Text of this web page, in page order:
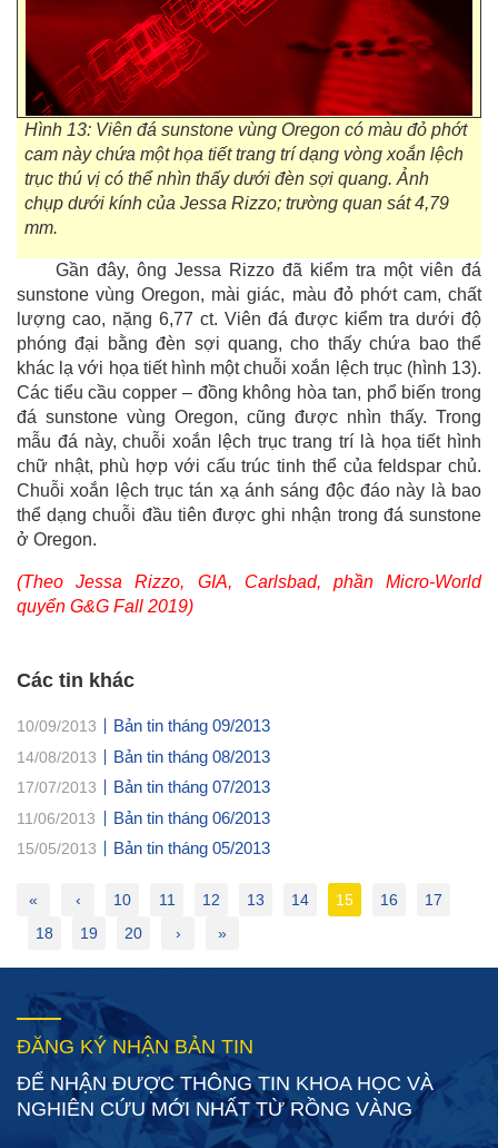
Hình 13: Viên đá sunstone vùng Oregon có màu đỏ phớt
cam này chứa một họa tiết trang trí dạng vòng xoắn lệch
trục thú vị có thể nhìn thấy dưới đèn sợi quang. Ảnh
chụp dưới kính của Jessa Rizzo; trường quan sát 4,79
mm.
Gần đây, ông Jessa Rizzo đã kiểm tra một viên đá
sunstone vùng Oregon, mài giác, màu đỏ phớt cam, chất
lượng cao, nặng 6,77 ct. Viên đá được kiểm tra dưới độ
phóng đại bằng đèn sợi quang, cho thấy chứa bao thể
khác lạ với họa tiết hình một chuỗi xoắn lệch trục (hình 13).
Các tiểu cầu copper – đồng không hòa tan, phổ biến trong
đá sunstone vùng Oregon, cũng được nhìn thấy. Trong
mẫu đá này, chuỗi xoắn lệch trục trang trí là họa tiết hình
chữ nhật, phù hợp với cấu trúc tinh thể của feldspar chủ.
Chuỗi xoắn lệch trục tán xạ ánh sáng độc đáo này là bao
thể dạng chuỗi đầu tiên được ghi nhận trong đá sunstone
ở Oregon.
(Theo Jessa Rizzo, GIA, Carlsbad, phần Micro-World
quyển G&G Fall 2019)
Các tin khác
10/09/2013 Bản tin tháng 09/2013
14/08/2013 Bản tin tháng 08/2013
17/07/2013 Bản tin tháng 07/2013
11/06/2013 Bản tin tháng 06/2013
15/05/2013 Bản tin tháng 05/2013
« ‹ 10 11 12 13 14 15 16
17
18
19 20 › »
ĐĂNG KÝ NHẬN BẢN TIN
ĐỂ NHẬN ĐƯỢC THÔNG TIN KHOA HỌC VÀ
NGHIÊN CỨU MỚI NHẤT TỪ RỒNG VÀNG